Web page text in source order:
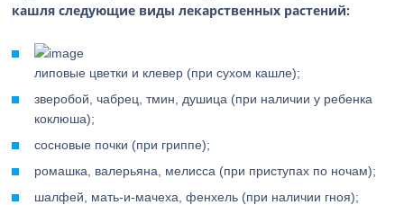
кашля следующие виды лекарственных растений:
липовые цветки и клевер (при сухом кашле);
зверобой, чабрец, тмин, душица (при наличии у ребенка
коклюша);
сосновые почки (при гриппе);
ромашка, валерьяна, мелисса (при приступах по ночам);
шалфей, мать-и-мачеха, фенхель (при наличии гноя);